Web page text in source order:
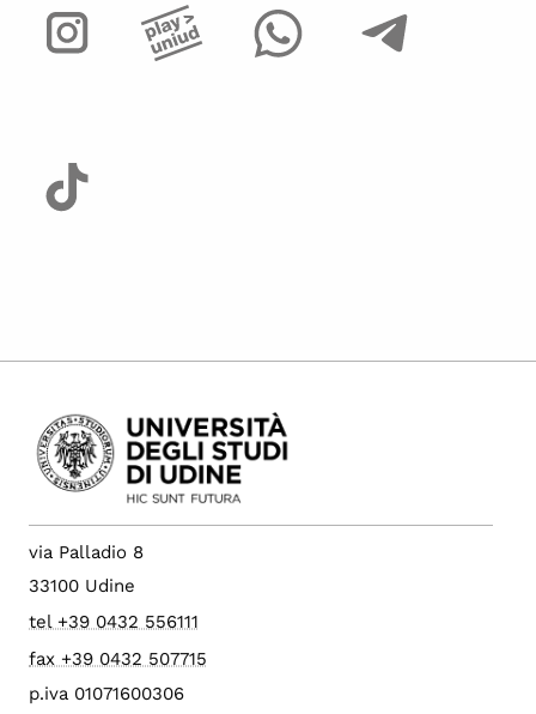
via Palladio 8
33100 Udine
tel +39 0432 556111
fax +39 0432 507715
p.iva 01071600306